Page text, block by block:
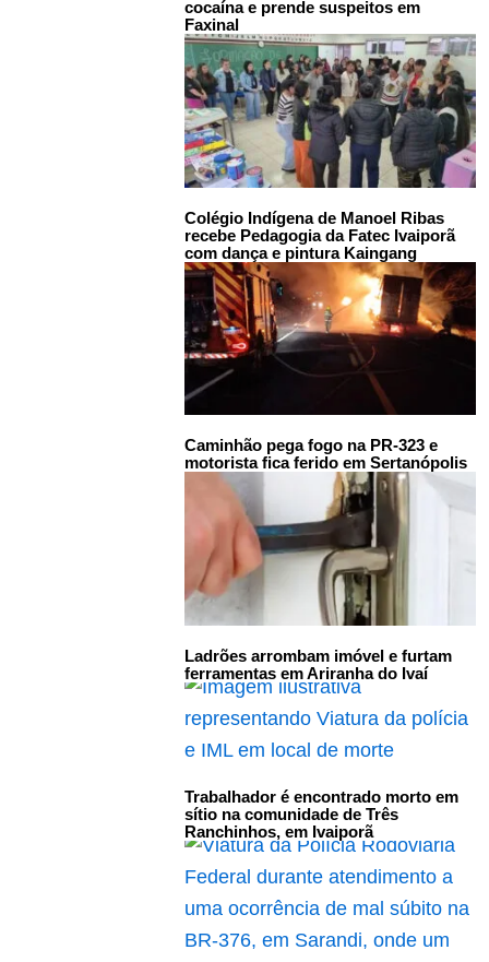
cocaína e prende suspeitos em
Faxinal
Colégio Indígena de Manoel Ribas
recebe Pedagogia da Fatec Ivaiporã
com dança e pintura Kaingang
Caminhão pega fogo na PR-323 e
motorista fica ferido em Sertanópolis
Ladrões arrombam imóvel e furtam
ferramentas em Ariranha do Ivaí
Trabalhador é encontrado morto em
sítio na comunidade de Três
Ranchinhos, em Ivaiporã